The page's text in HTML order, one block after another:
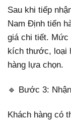
Sau khi tiếp
Nam Định tiến
giá chi tiết.
kích thước, loại
hàng lựa chọn.
🔹 Bước 3:
Khách hàng có